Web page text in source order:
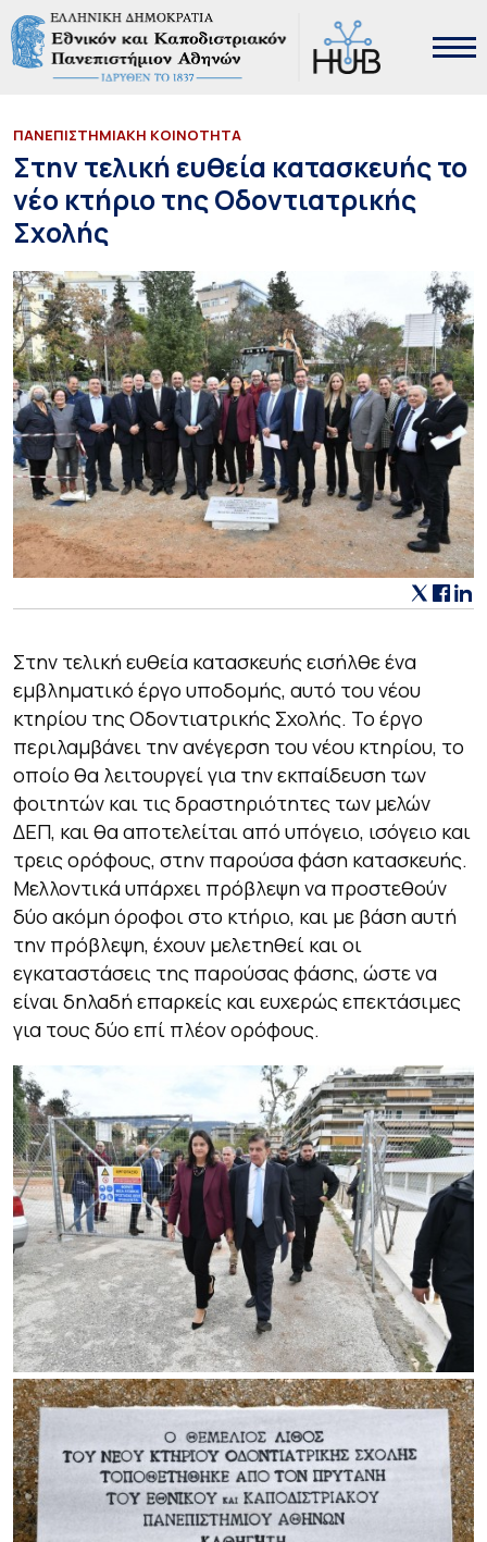
ΠΑΝΕΠΙΣΤΗΜΙΑΚΗ ΚΟΙΝΟΤΗΤΑ
Στην τελική ευθεία κατασκευής το
νέο κτήριο της Οδοντιατρικής
Σχολής
Στην τελική ευθεία κατασκευής εισήλθε ένα
εμβληματικό έργο υποδομής, αυτό του νέου
κτηρίου της Οδοντιατρικής Σχολής. Το έργο
περιλαμβάνει την ανέγερση του νέου κτηρίου, το
οποίο θα λειτουργεί για την εκπαίδευση των
φοιτητών και τις δραστηριότητες των μελών
ΔΕΠ, και θα αποτελείται από υπόγειο, ισόγειο και
τρεις ορόφους, στην παρούσα φάση κατασκευής.
Μελλοντικά υπάρχει πρόβλεψη να προστεθούν
δύο ακόμη όροφοι στο κτήριο, και με βάση αυτή
την πρόβλεψη, έχουν μελετηθεί και οι
εγκαταστάσεις της παρούσας φάσης, ώστε να
είναι δηλαδή επαρκείς και ευχερώς επεκτάσιμες
για τους δύο επί πλέον ορόφους.